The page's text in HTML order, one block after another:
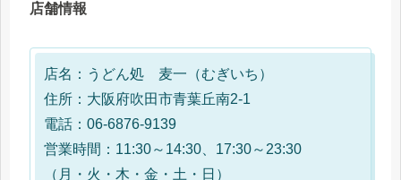
店舗情報
店名：うどん処 麦一（むぎいち）
住所：大阪府吹田市青葉丘南2-1
電話：06-6876-9139
営業時間：11:30～14:30、17:30～23:30
（月・火・木・金・土・日）